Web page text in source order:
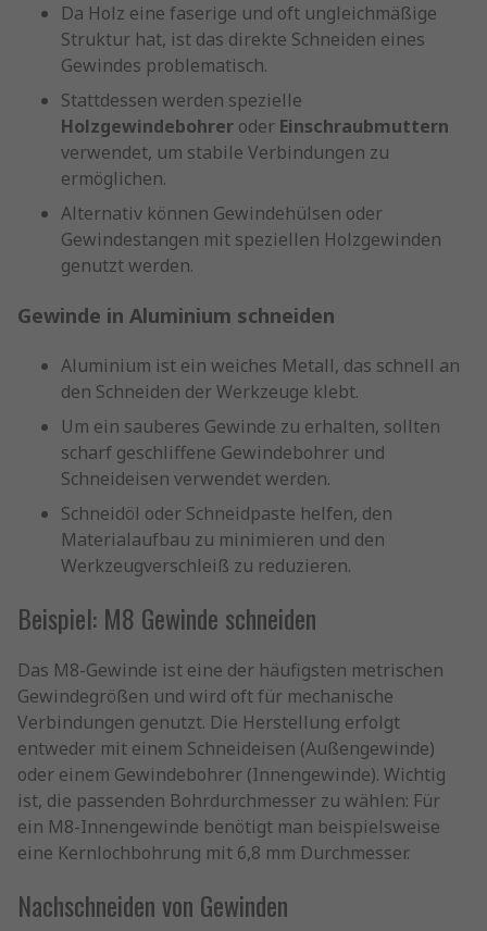
Da Holz eine faserige und oft ungleichmäßige
Struktur hat, ist das direkte Schneiden eines
Gewindes problematisch.
Stattdessen werden spezielle
Holzgewindebohrer oder Einschraubmuttern
verwendet, um stabile Verbindungen zu
ermöglichen.
Alternativ können Gewindehülsen oder
Gewindestangen mit speziellen Holzgewinden
genutzt werden.
Gewinde in Aluminium schneiden
Aluminium ist ein weiches Metall, das schnell an
den Schneiden der Werkzeuge klebt.
Um ein sauberes Gewinde zu erhalten, sollten
scharf geschliffene Gewindebohrer und
Schneideisen verwendet werden.
Schneidöl oder Schneidpaste helfen, den
Materialaufbau zu minimieren und den
Werkzeugverschleiß zu reduzieren.
Beispiel: M8 Gewinde schneiden
Das M8-Gewinde ist eine der häufigsten metrischen
Gewindegrößen und wird oft für mechanische
Verbindungen genutzt. Die Herstellung erfolgt
entweder mit einem Schneideisen (Außengewinde)
oder einem Gewindebohrer (Innengewinde). Wichtig
ist, die passenden Bohrdurchmesser zu wählen: Für
ein M8-Innengewinde benötigt man beispielsweise
eine Kernlochbohrung mit 6,8 mm Durchmesser.
Nachschneiden von Gewinden